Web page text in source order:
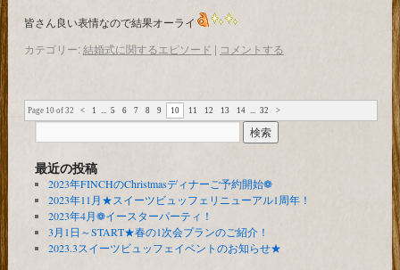
皆さん良い表情なので結果オーライ
カテゴリー:結婚式に関するエピソード | コメントする
Page 10 of 32 < 1 ... 5 6 7 8 9 10 11 12 13 14 ... 32 >
最近の投稿
2023年FINCHのChristmasディナーご予約開始❁
2023年11月★スイーツビュッフェリニューアル1周年！
2023年4月❁イースターパーティ！
3月1日～START★春の1次会プランのご紹介！
2023.3スイーツビュッフェイベントのお知らせ★